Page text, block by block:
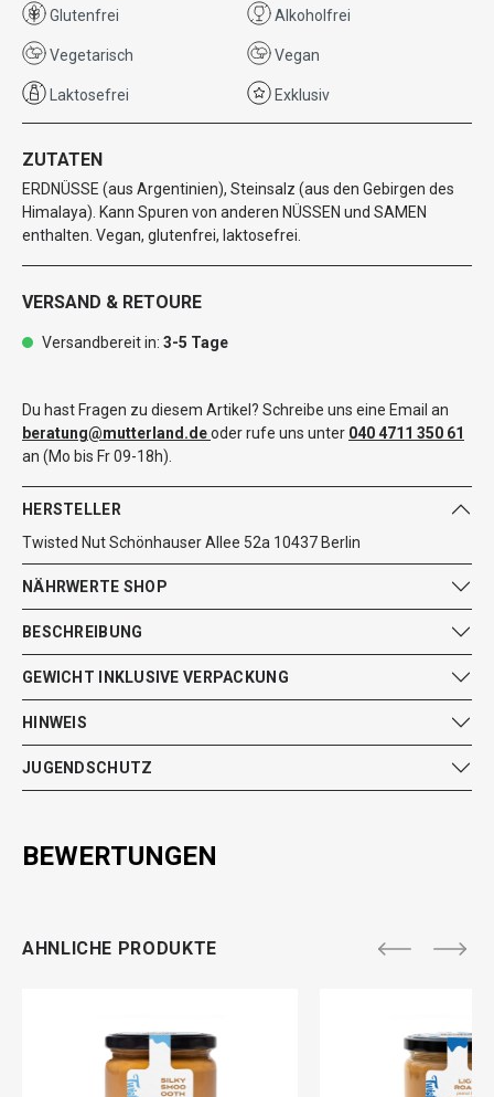
Glutenfrei Alkoholfrei
Vegetarisch Vegan
Laktosefrei Exklusiv
ZUTATEN
ERDNÜSSE (aus Argentinien), Steinsalz (aus den Gebirgen des
Himalaya). Kann Spuren von anderen NÜSSEN und SAMEN
enthalten. Vegan, glutenfrei, laktosefrei.
VERSAND & RETOURE
Versandbereit in: 3-5 Tage
Du hast Fragen zu diesem Artikel? Schreibe uns eine Email an
beratung@mutterland.deoder rufe uns unter 040 4711 350 61
an (Mo bis Fr 09-18h).
HERSTELLER
Twisted Nut Schönhauser Allee 52a 10437 Berlin
NÄHRWERTE SHOP
BESCHREIBUNG
GEWICHT INKLUSIVE VERPACKUNG
HINWEIS
JUGENDSCHUTZ
BEWERTUNGEN
AHNLICHE PRODUKTE